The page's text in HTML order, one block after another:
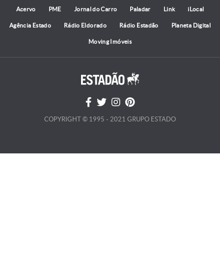
Acervo PME Jornal do Carro Paladar Link iLocal
Agência Estado Rádio Eldorado Rádio Estadão Planeta Digital
Moving Imóveis
COPYRIGHT © 1995 - 2021 GRUPO ESTADO